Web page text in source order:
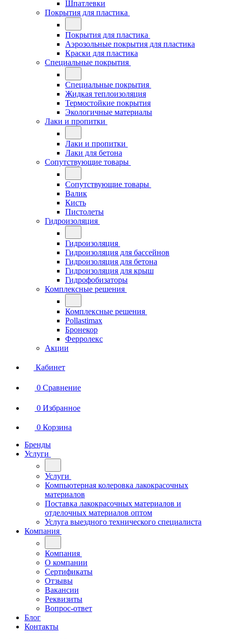
Шпатлевки
Покрытия для пластика
Покрытия для пластика
Аэрозольные покрытия для пластика
Краски для пластика
Специальные покрытия
Специальные покрытия
Жидкая теплоизоляция
Термостойкие покрытия
Экологичные материалы
Лаки и пропитки
Лаки и пропитки
Лаки для бетона
Сопутствующие товары
Сопутствующие товары
Валик
Кисть
Пистолеты
Гидроизоляция
Гидроизоляция
Гидроизоляция для бассейнов
Гидроизоляция для бетона
Гидроизоляция для крыш
Гидрофобизаторы
Комплексные решения
Комплексные решения
Pollastimax
Бронекор
Ферролекс
Акции
Кабинет
0 Сравнение
0 Избранное
0 Корзина
Бренды
Услуги
Услуги
Компьютерная колеровка лакокрасочных
материалов
Поставка лакокрасочных материалов и
отделочных материалов оптом
Услуга выездного технического специалиста
Компания
Компания
О компании
Сертификаты
Отзывы
Вакансии
Реквизиты
Вопрос-ответ
Блог
Контакты